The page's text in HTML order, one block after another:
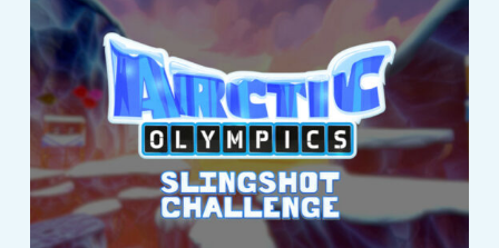
Arctic Olympics –
Slingshot
Challenge